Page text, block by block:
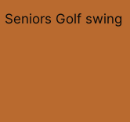
Seniors Golf swing